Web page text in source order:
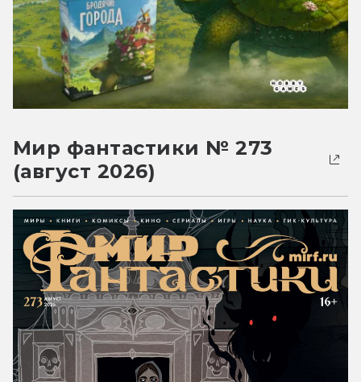
Мир фантастики № 273
(август 2026)